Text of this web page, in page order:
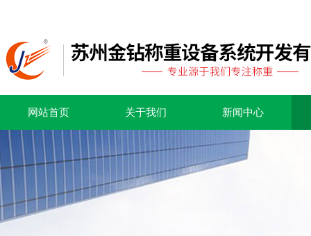
网站首页 关于我们 新闻中心